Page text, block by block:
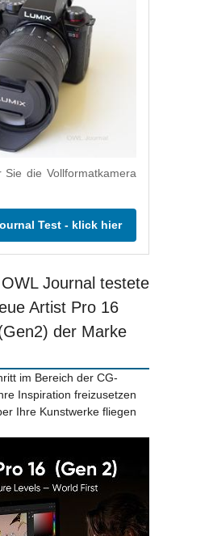
die Vollformatkamera
Test - klick hier
Journal testete
Artist Pro 16
der Marke
im Bereich der CG-
Inspiration freizusetzen
Ihre Kunstwerke fliegen